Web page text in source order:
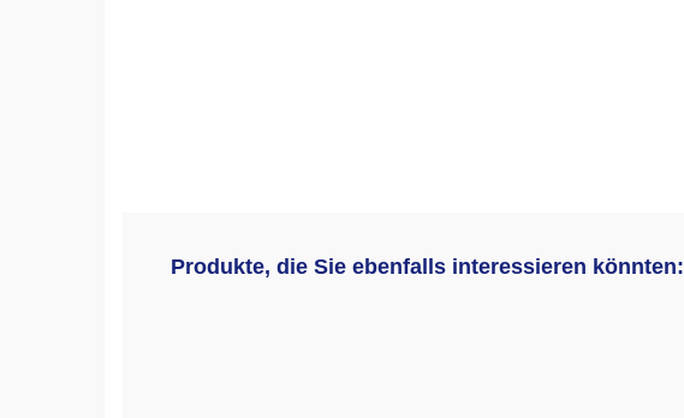
Produkte, die Sie ebenfalls interessieren könnten: